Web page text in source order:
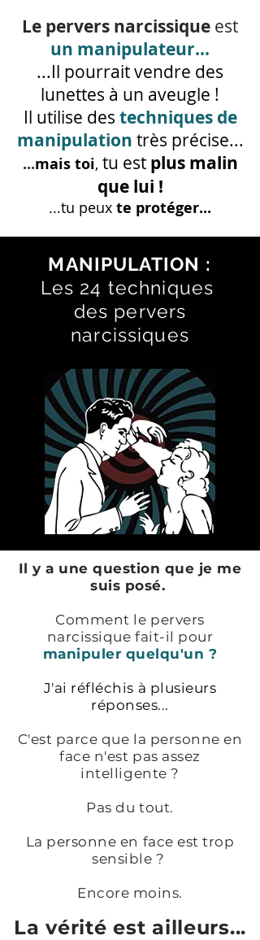
Le pervers narcissique est
un manipulateur...
...Il pourrait vendre des
lunettes à un aveugle !
Il utilise des techniques de
manipulation très précise...
...mais toi, tu est plus malin
que lui !
...tu peux te protéger...
MANIPULATION :
Les 24 techniques
des pervers
narcissiques
Il y a une question que je me
suis posé.
Comment le pervers
narcissique fait-il pour
manipuler quelqu'un ?
J'ai réfléchis à plusieurs
réponses...
C'est parce que la personne en
face n'est pas assez
intelligente ?
Pas du tout.
La personne en face est trop
sensible ?
Encore moins.
La vérité est ailleurs...